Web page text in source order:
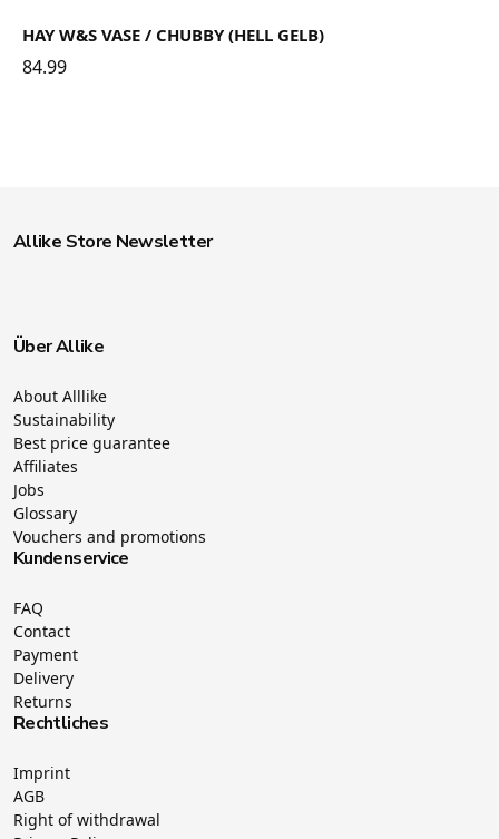
HAY W&S VASE / CHUBBY (HELL GELB)
84.99
Allike Store Newsletter
Über Allike
About Alllike
Sustainability
Best price guarantee
Affiliates
Jobs
Glossary
Vouchers and promotions
Kundenservice
FAQ
Contact
Payment
Delivery
Returns
Rechtliches
Imprint
AGB
Right of withdrawal